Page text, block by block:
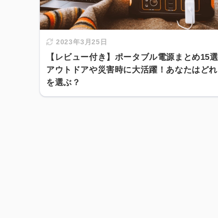
2023年3月25日
【レビュー付き】ポータブル電源まとめ15選
アウトドアや災害時に大活躍！あなたはどれ
を選ぶ？